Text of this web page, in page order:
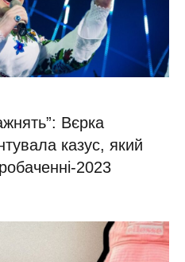
Вєрка
казус, який
2023